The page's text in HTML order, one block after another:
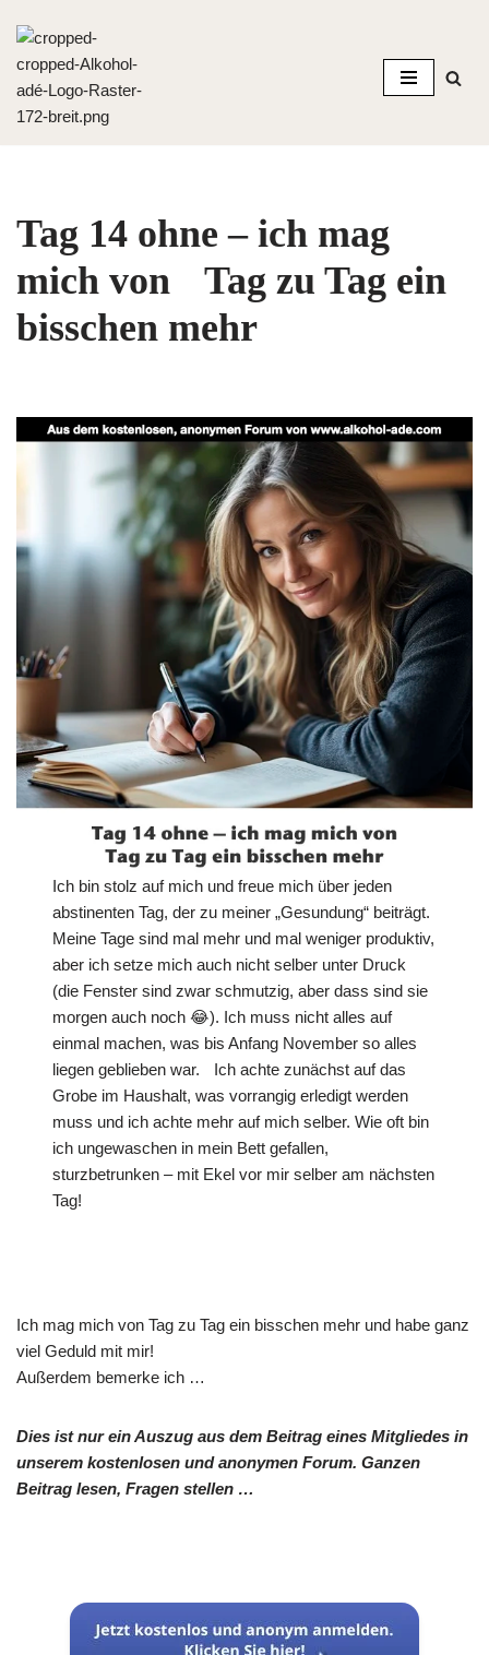
Zum
Inhalt
springen
Tag 14 ohne – ich mag
mich von Tag zu Tag ein
bisschen mehr
Ich bin stolz auf mich und freue mich über jeden
abstinenten Tag, der zu meiner „Gesundung“ beiträgt.
Meine Tage sind mal mehr und mal weniger produktiv,
aber ich setze mich auch nicht selber unter Druck
(die Fenster sind zwar schmutzig, aber dass sind sie
morgen auch noch 😂). Ich muss nicht alles auf
einmal machen, was bis Anfang November so alles
liegen geblieben war. Ich achte zunächst auf das
Grobe im Haushalt, was vorrangig erledigt werden
muss und ich achte mehr auf mich selber. Wie oft bin
ich ungewaschen in mein Bett gefallen,
sturzbetrunken – mit Ekel vor mir selber am nächsten
Tag!
Ich mag mich von Tag zu Tag ein bisschen mehr und habe ganz
viel Geduld mit mir!
Außerdem bemerke ich …
Dies ist nur ein Auszug aus dem Beitrag eines Mitgliedes in
unserem kostenlosen und anonymen Forum. Ganzen
Beitrag lesen, Fragen stellen …